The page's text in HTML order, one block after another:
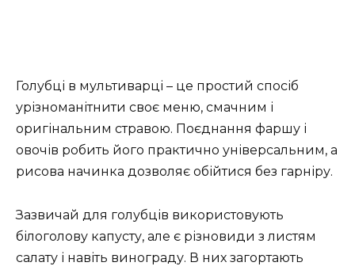
Голубці в мультиварці – це простий спосіб
урізноманітнити своє меню, смачним і
оригінальним стравою. Поєднання фаршу і
овочів робить його практично універсальним, а
рисова начинка дозволяє обійтися без гарніру.
Зазвичай для голубців використовують
білоголову капусту, але є різновиди з листям
салату і навіть винограду. В них загортають